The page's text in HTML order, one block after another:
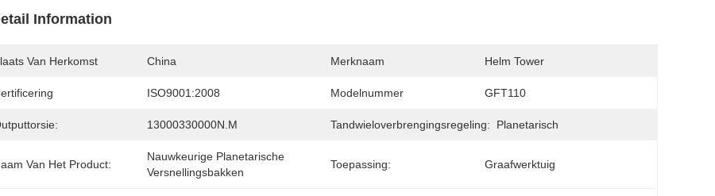
Information
Van Herkomst China Merknaam Helm Tower
ISO9001:2008 Modelnummer GFT110
13000330000N.m Tandwieloverbrengingsregeling: Planetarisch
Van Het Product:
Nauwkeurige Planetarische
Versnellingsbakken
Toepassing: Graafwerktuig